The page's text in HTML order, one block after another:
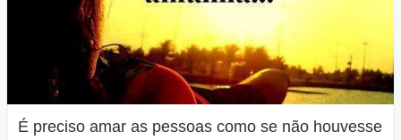
É preciso amar as pessoas como se não houvesse